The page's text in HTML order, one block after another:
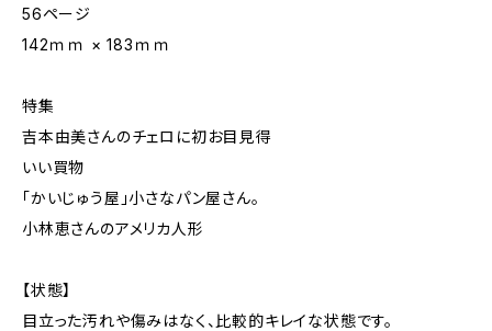
56ページ
142ｍｍ × 183ｍｍ
特集
吉本由美さんのチェロに初お目見得
いい買物
「かいじゅう屋」小さなパン屋さん。
小林恵さんのアメリカ人形
【状態】
目立った汚れや傷みはなく、比較的キレイな状態です。